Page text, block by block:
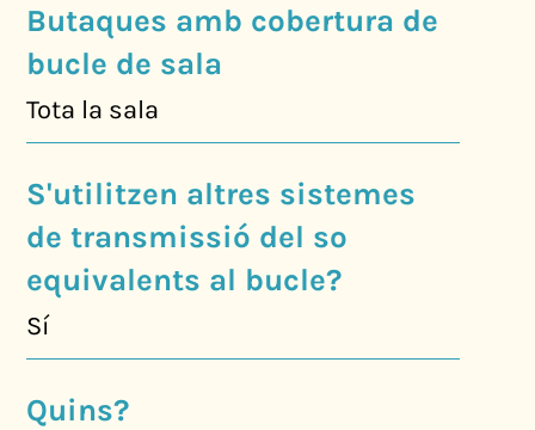
Butaques amb cobertura de
bucle de sala
Tota la sala
S'utilitzen altres sistemes
de transmissió del so
equivalents al bucle?
Sí
Quins?